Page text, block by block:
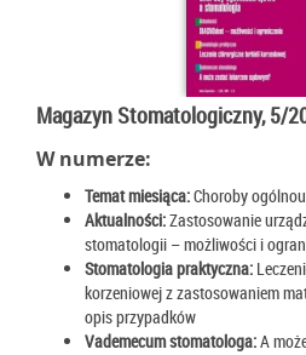
Magazyn Stomatologiczny, 5/
W numerze:
Temat miesiąca:Choroby
Aktualności:Zastosowanie
stomatologii – możliwości i
Stomatologia praktyczna:
korzeniowej z zastosowaniem
opis przypadków
Vademecum stomatologa:A